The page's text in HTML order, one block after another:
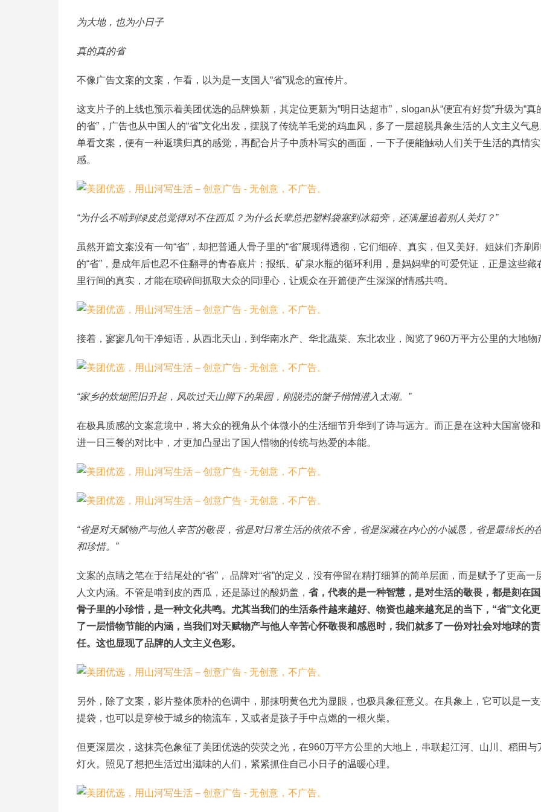
为大地，也为小日子
真的真的省
不像广告文案的文案，乍看，以为是一支国人“省”观念的宣传片。
这支片子的上线也预示着美团优选的品牌焕新，其定位更新为“明日达超市”，slogan从“便宜有好货”升级为“真
的省”，广告也从中国人的“省”文化出发，摆脱了传统羊毛党的鸡血风，多了一层超脱具象生活的人文主义气息
单看文案，便有一种返璞归真的感觉，再配合片子中质朴写实的画面，一下子便能触动人们关于生活的真情实
感。
“为什么不啃到绿皮总觉得对不住西瓜？为什么长辈总把塑料袋塞到冰箱旁，还满屋追着别人关灯？”
虽然开篇文案没有一句“省”，却把普通人骨子里的“省”展现得透彻，它们细碎、真实，但又美好。姐妹们齐刷刷
的“省”，是成年后也忍不住翻寻的青春底片；报纸、矿泉水瓶的循环利用，是妈妈辈的可爱凭证，正是这些藏
里行间的真实，才能在琐碎间抓取大众的同理心，让观众在开篇便产生深深的情感共鸣。
接着，寥寥几句干净短语，从西北天山，到华南水产、华北蔬菜、东北农业，阅览了960万平方公里的大地物
“家乡的炊烟照旧升起，风吹过天山脚下的果园，刚脱壳的蟹子悄悄潜入太湖。”
在极具质感的文案意境中，将大众的视角从个体微小的生活细节升华到了诗与远方。而正是在这种大国富饶
进一日三餐的对比中，才更加凸显出了国人惜物的传统与热爱的本能。
“省是对天赋物产与他人辛苦的敬畏，省是对日常生活的依依不舍，省是深藏在内心的小诚恳，省是最绵长的
和珍惜。”
文案的点睛之笔在于结尾处的“省”， 品牌对“省”的定义，没有停留在精打细算的简单层面，而是赋予了更高一
人文内涵。不管是啃到皮的西瓜，还是舔过的酸奶盖， 省，代表的是一种智慧，是对生活的敬畏，都是刻在国
骨子里的小珍惜，是一种文化共鸣。尤其当我们的生活条件越来越好、物资也越来越充足的当下，“省”文化
了一层惜物节能的内涵，当我们对天赋物产与他人辛苦心怀敬畏和感恩时，我们就多了一份对社会对地球的责
任。这也显现了品牌的人文主义色彩。
另外，除了文案，影片整体质朴的色调中，那抹明黄色尤为显眼，也极具象征意义。在具象上，它可以是一
提袋，也可以是穿梭于城乡的物流车，又或者是孩子手中点燃的一根火柴。
但更深层次，这抹亮色象征了美团优选的荧荧之光，在960万平方公里的大地上，串联起江河、山川、稻田与
灯火。照见了想把生活过出滋味的人们，紧紧抓住自己小日子的温暖心理。